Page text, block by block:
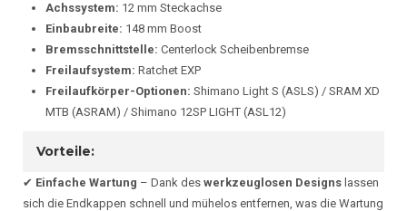
Achssystem: 12 mm Steckachse
Einbaubreite: 148 mm Boost
Bremsschnittstelle: Centerlock Scheibenbremse
Freilaufsystem: Ratchet EXP
Freilaufkörper-Optionen: Shimano Light S (ASLS) / SRAM XD
MTB (ASRAM) / Shimano 12SP LIGHT (ASL12)
Vorteile:
✔ Einfache Wartung – Dank des werkzeuglosen Designs lassen
sich die Endkappen schnell und mühelos entfernen, was die Wartung